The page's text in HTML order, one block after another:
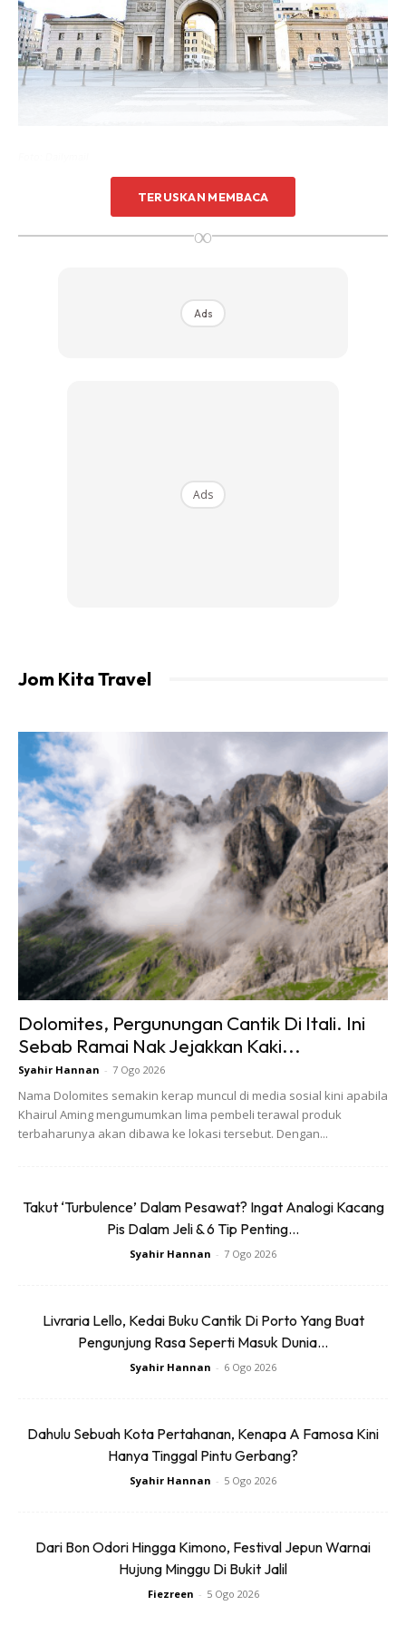
Foto: Dailymail
Ads
Ketika ini, hanya beberapa orang yang dilihat menaiki
Steps. Segalanya sepi dan senyap. Tiada sesiapapun
yang duduk bersantai di sekeliling tapak air pancuran
berbentuk bot, Fontana della Barcaccia.
TERUSKAN MEMBACA
∞
Ads
Ads
Jom Kita Travel
Dolomites, Pergunungan Cantik Di Itali. Ini
Sebab Ramai Nak Jejakkan Kaki...
Syahir Hannan - 7 Ogo 2026
Nama Dolomites semakin kerap muncul di media sosial kini apabila
Khairul Aming mengumumkan lima pembeli terawal produk
terbaharunya akan dibawa ke lokasi tersebut. Dengan...
Takut ‘Turbulence’ Dalam Pesawat? Ingat Analogi Kacang
Pis Dalam Jeli & 6 Tip Penting...
Syahir Hannan - 7 Ogo 2026
Livraria Lello, Kedai Buku Cantik Di Porto Yang Buat
Pengunjung Rasa Seperti Masuk Dunia...
Syahir Hannan - 6 Ogo 2026
Dahulu Sebuah Kota Pertahanan, Kenapa A Famosa Kini
Hanya Tinggal Pintu Gerbang?
Syahir Hannan - 5 Ogo 2026
Dari Bon Odori Hingga Kimono, Festival Jepun Warnai
Hujung Minggu Di Bukit Jalil
Fiezreen - 5 Ogo 2026